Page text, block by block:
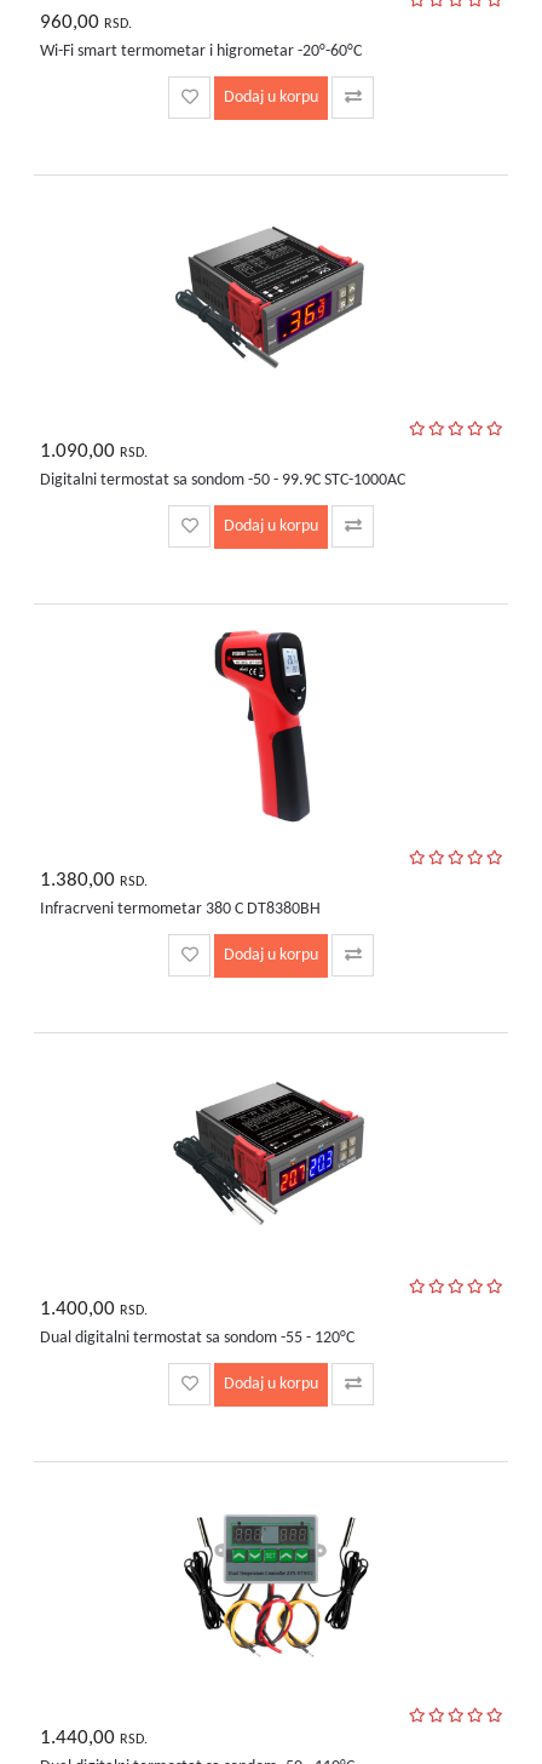
960,00 RSD.
Wi-Fi smart termometar i higrometar -20°-60°C
Dodaj u korpu
1.090,00 RSD.
Digitalni termostat sa sondom -50 - 99.9C STC-1000AC
Dodaj u korpu
1.380,00 RSD.
Infracrveni termometar 380 C DT8380BH
Dodaj u korpu
1.400,00 RSD.
Dual digitalni termostat sa sondom -55 - 120°C
Dodaj u korpu
1.440,00 RSD.